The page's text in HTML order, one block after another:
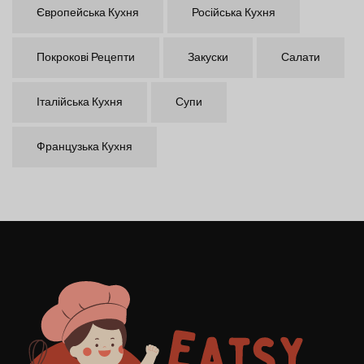
Європейська Кухня Російська Кухня
Покрокові Рецепти Закуски Салати
Італійська Кухня Супи
Французька Кухня